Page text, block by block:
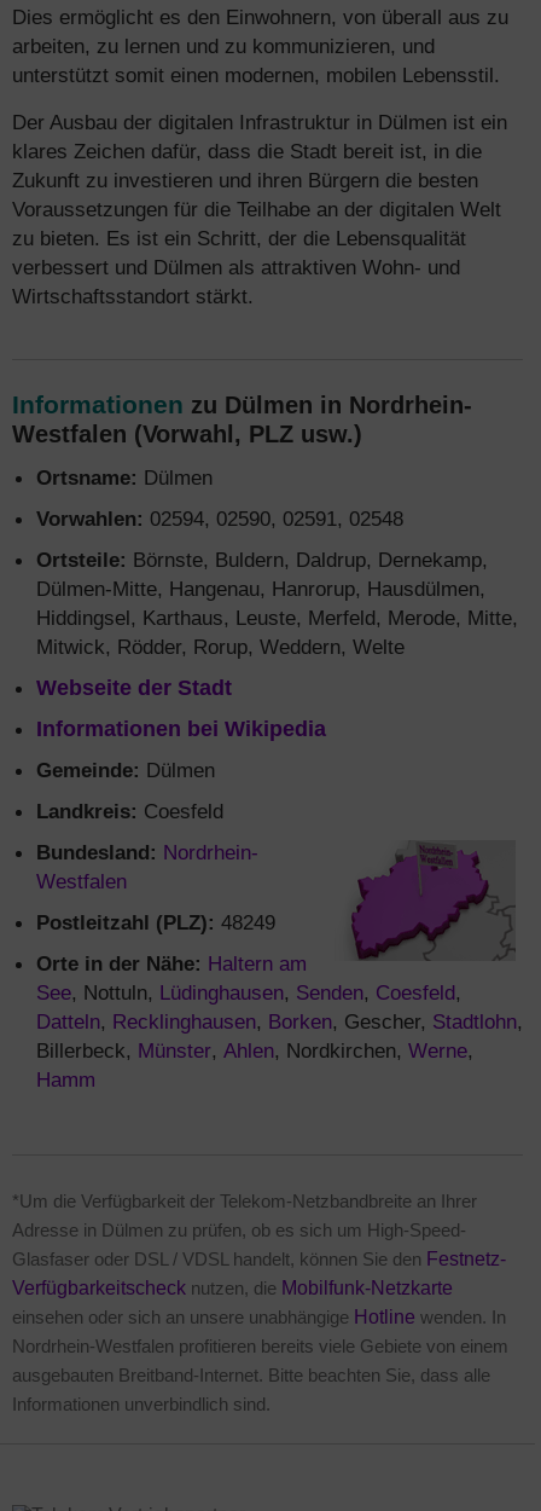
Dies ermöglicht es den Einwohnern, von überall aus zu
arbeiten, zu lernen und zu kommunizieren, und
unterstützt somit einen modernen, mobilen Lebensstil.
Der Ausbau der digitalen Infrastruktur in Dülmen ist ein
klares Zeichen dafür, dass die Stadt bereit ist, in die
Zukunft zu investieren und ihren Bürgern die besten
Voraussetzungen für die Teilhabe an der digitalen Welt
zu bieten. Es ist ein Schritt, der die Lebensqualität
verbessert und Dülmen als attraktiven Wohn- und
Wirtschaftsstandort stärkt.
Informationen zu Dülmen in Nordrhein-
Westfalen (Vorwahl, PLZ usw.)
Ortsname: Dülmen
Vorwahlen: 02594, 02590, 02591, 02548
Ortsteile: Börnste, Buldern, Daldrup, Dernekamp,
Dülmen-Mitte, Hangenau, Hanrorup, Hausdülmen,
Hiddingsel, Karthaus, Leuste, Merfeld, Merode, Mitte,
Mitwick, Rödder, Rorup, Weddern, Welte
Webseite der Stadt
Informationen bei Wikipedia
Gemeinde: Dülmen
Landkreis: Coesfeld
Bundesland: Nordrhein-
Westfalen
Postleitzahl (PLZ): 48249
Orte in der Nähe: Haltern am
See, Nottuln, Lüdinghausen, Senden, Coesfeld,
Datteln, Recklinghausen, Borken, Gescher, Stadtlohn,
Billerbeck, Münster, Ahlen, Nordkirchen, Werne,
Hamm
*Um die Verfügbarkeit der Telekom-Netzbandbreite an Ihrer
Adresse in Dülmen zu prüfen, ob es sich um High-Speed-
Glasfaser oder DSL / VDSL handelt, können Sie den Festnetz-
Verfügbarkeitscheck nutzen, die Mobilfunk-Netzkarte
einsehen oder sich an unsere unabhängige Hotline wenden. In
Nordrhein-Westfalen profitieren bereits viele Gebiete von einem
ausgebauten Breitband-Internet. Bitte beachten Sie, dass alle
Informationen unverbindlich sind.